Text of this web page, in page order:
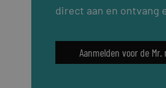
direct aan en ontvang
Aanmelden voor de